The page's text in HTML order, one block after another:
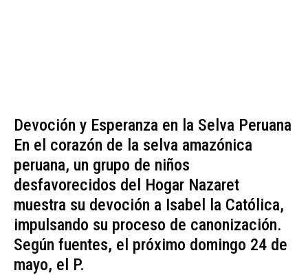
Devoción y Esperanza en la Selva Peruana
En el corazón de la selva amazónica
peruana, un grupo de niños
desfavorecidos del Hogar Nazaret
muestra su devoción a Isabel la Católica,
impulsando su proceso de canonización.
Según fuentes, el próximo domingo 24 de
mayo, el P.